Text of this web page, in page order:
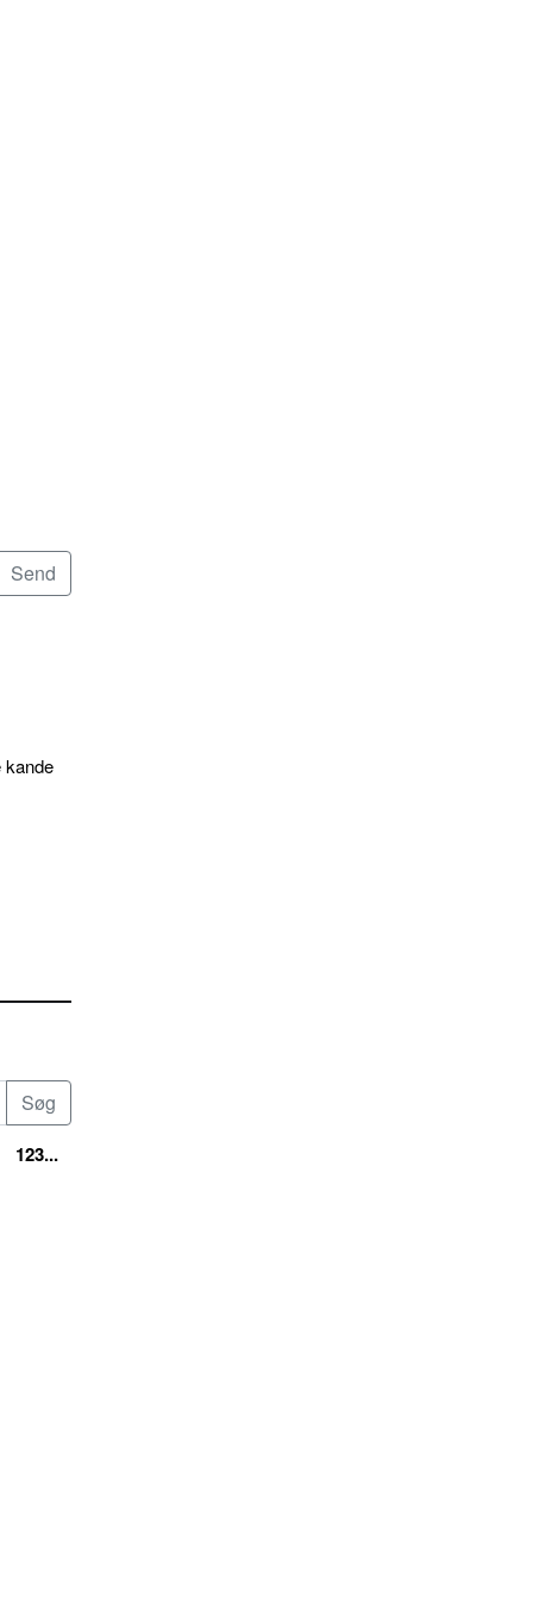
kande
123...